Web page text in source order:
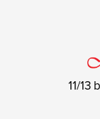
11/13